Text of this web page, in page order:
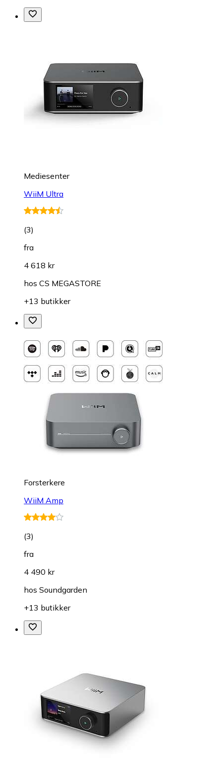
Mediesenter
WiiM Ultra
(3)
fra
4 618 kr
hos CS MEGASTORE
+13 butikker
Forsterkere
WiiM Amp
(3)
fra
4 490 kr
hos Soundgarden
+13 butikker